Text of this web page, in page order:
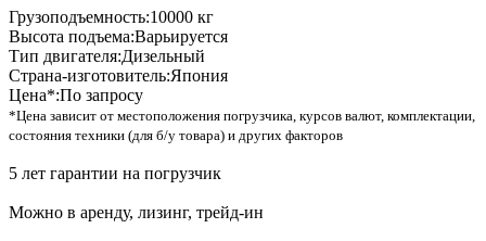
Грузоподъемность:10000 кг
Высота подъема:Варьируется
Тип двигателя:Дизельный
Страна-изготовитель:Япония
Цена*:По запросу
*Цена зависит от местоположения погрузчика, курсов валют, комплектации,
состояния техники (для б/у товара) и других факторов
5 лет гарантии на погрузчик
Можно в аренду, лизинг, трейд-ин